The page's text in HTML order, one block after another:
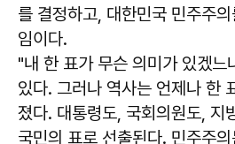
를 결정하고, 대한민국 민주주
임이다.
"내 한 표가 무슨 의미가 있겠느
있다. 그러나 역사는 언제나 한
졌다. 대통령도, 국회의원도, 지
국민의 표로 선출된다. 민주주